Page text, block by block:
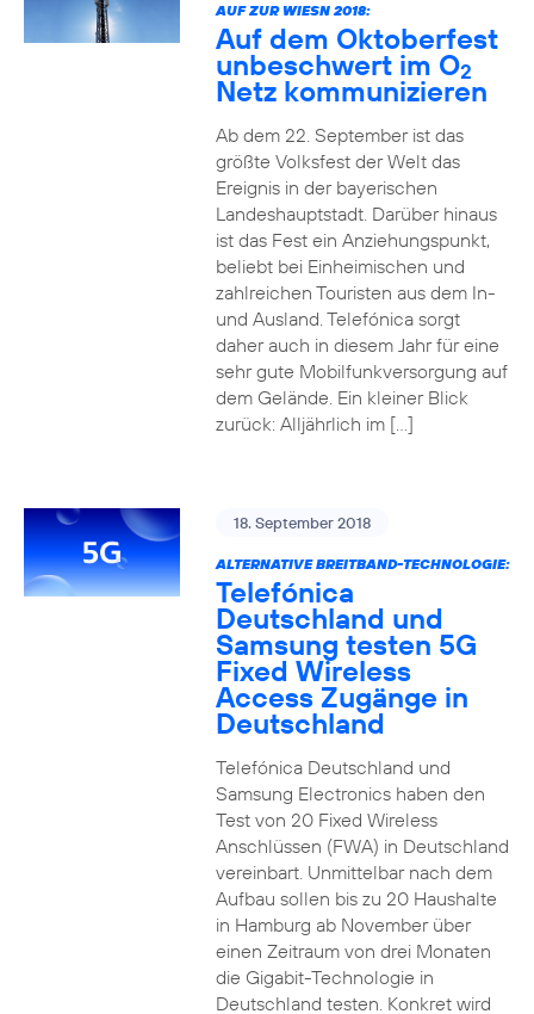
AUF ZUR WIESN 2018:
Auf dem Oktoberfest
unbeschwert im O2
Netz kommunizieren
Ab dem 22. September ist das
größte Volksfest der Welt das
Ereignis in der bayerischen
Landeshauptstadt. Darüber hinaus
ist das Fest ein Anziehungspunkt,
beliebt bei Einheimischen und
zahlreichen Touristen aus dem In-
und Ausland. Telefónica sorgt
daher auch in diesem Jahr für eine
sehr gute Mobilfunkversorgung auf
dem Gelände. Ein kleiner Blick
zurück: Alljährlich im […]
18. September 2018
ALTERNATIVE BREITBAND-TECHNOLOGIE:
Telefónica
Deutschland und
Samsung testen 5G
Fixed Wireless
Access Zugänge in
Deutschland
Telefónica Deutschland und
Samsung Electronics haben den
Test von 20 Fixed Wireless
Anschlüssen (FWA) in Deutschland
vereinbart. Unmittelbar nach dem
Aufbau sollen bis zu 20 Haushalte
in Hamburg ab November über
einen Zeitraum von drei Monaten
die Gigabit-Technologie in
Deutschland testen. Konkret wird